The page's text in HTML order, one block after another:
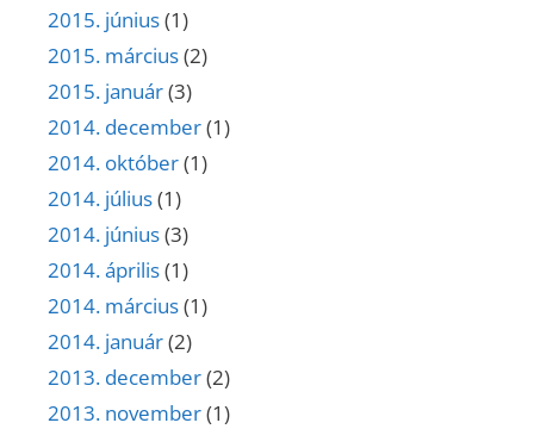
2015. június(1)
2015. március(2)
2015. január(3)
2014. december(1)
2014. október(1)
2014. július(1)
2014. június(3)
2014. április(1)
2014. március(1)
2014. január(2)
2013. december(2)
2013. november(1)